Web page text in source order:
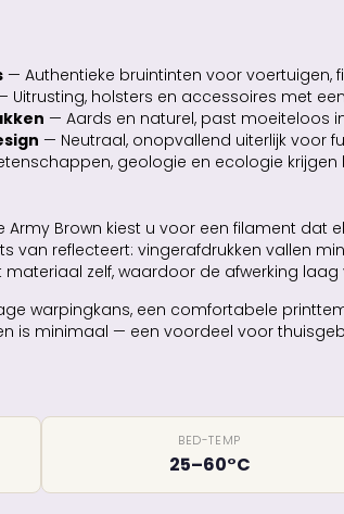
— Authentieke bruintinten voor voertuigen,
Uitrusting, holsters en accessoires met
— Aards en naturel, past moeiteloos
— Neutraal, onopvallend uiterlijk voor
geologie en ecologie
Army Brown kiest u voor een filament
van reflecteert: vingerafdrukken vallen
zelf, waardoor de afwerking
warpingkans, een comfortabele
is minimaal — een voordeel voor
BED-TEMP
25–60°C